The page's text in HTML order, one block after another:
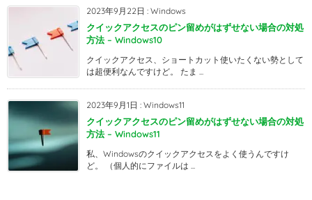
2023年9月22日 : Windows
クイックアクセスのピン留めがはずせない場合の対処
方法 – Windows10
クイックアクセス、ショートカット使いたくない勢として
は超便利なんですけど。 たま ...
2023年9月1日 : Windows11
クイックアクセスのピン留めがはずせない場合の対処
方法 – Windows11
私、Windowsのクイックアクセスをよく使うんですけ
ど。 （個人的にファイルは ...